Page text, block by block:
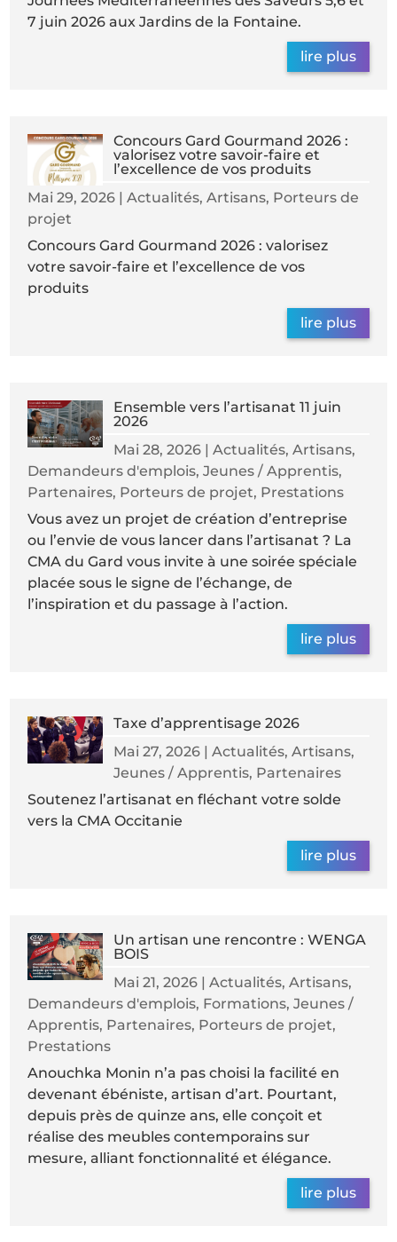
7 juin 2026 aux Jardins de la Fontaine.
lire plus
Concours Gard Gourmand 2026 :
valorisez votre savoir-faire et
l’excellence de vos produits
Mai 29, 2026 |Actualités,Artisans, Porteurs de
projet
Concours Gard Gourmand 2026 : valorisez
votre savoir-faire et l’excellence de vos
produits
lire plus
Ensemble vers l’artisanat 11 juin
2026
Mai 28, 2026| Actualités, Artisans,
Demandeurs d'emplois,Jeunes / Apprentis,
Partenaires, Porteurs de projet, Prestations
Vous avez un projet de création d’entreprise
ou l’envie de vous lancer dans l’artisanat ? La
CMA du Gard vous invite à une soirée spéciale
placée sous le signe de l’échange, de
l’inspiration et du passage à l’action.
lire plus
Taxe d’apprentisage 2026
Mai 27, 2026| Actualités, Artisans,
Jeunes / Apprentis, Partenaires
Soutenez l’artisanat en fléchant votre solde
vers la CMA Occitanie
lire plus
Un artisan une rencontre : WENGA
BOIS
Mai 21, 2026| Actualités, Artisans,
Demandeurs d'emplois, Formations,Jeunes /
Apprentis, Partenaires, Porteurs de projet,
Prestations
Anouchka Monin n’a pas choisi la facilité en
devenant ébéniste, artisan d’art. Pourtant,
depuis près de quinze ans, elle conçoit et
réalise des meubles contemporains sur
mesure, alliant fonctionnalité et élégance.
lire plus